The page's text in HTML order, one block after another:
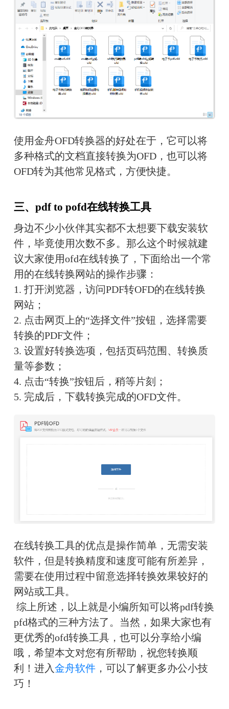
使用金舟OFD转换器的好处在于，它可以将
多种格式的文档直接转换为OFD，也可以将
OFD转为其他常见格式，方便快捷。
三、pdf to pofd在线转换工具
身边不少小伙伴其实都不太想要下载安装软
件，毕竟使用次数不多。那么这个时候就建
议大家使用ofd在线转换了，下面给出一个常
用的在线转换网站的操作步骤：
1. 打开浏览器，访问PDF转OFD的在线转换
网站；
2. 点击网页上的“选择文件”按钮，选择需要
转换的PDF文件；
3. 设置好转换选项，包括页码范围、转换质
量等参数；
4. 点击“转换”按钮后，稍等片刻；
5. 完成后，下载转换完成的OFD文件。
在线转换工具的优点是操作简单，无需安装
软件，但是转换精度和速度可能有所差异，
需要在使用过程中留意选择转换效果较好的
网站或工具。
综上所述，以上就是小编所知可以将pdf转换
pfd格式的三种方法了。当然，如果大家也有
更优秀的ofd转换工具，也可以分享给小编
哦，希望本文对您有所帮助，祝您转换顺
利！进入金舟软件，可以了解更多办公小技
巧！